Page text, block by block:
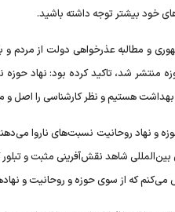
خود بیشتر توجه داشته باشید.
و مطالبه عذرخواهی دولت از مردم و
منتشر شد، تاکید کرده بود: نهاد حوزه
بهداشت هستیم و نظر کارشناسی را اصل
و نهاد روحانیت نسبت‌های ناروا
شاهد نقش‌آفرینی مثبت و
که از سوی حوزه و روحانیت و